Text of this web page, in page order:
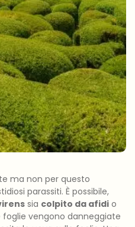
ma non per questo
parassiti. È possibile,
sia colpito da afidi o
foglie vengono danneggiate